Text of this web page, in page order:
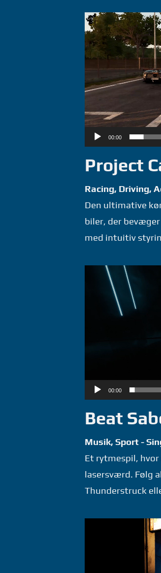
Videoafspiller
00:00
Project
Racing, Driving,
Den ultimative
biler, der
med intuitiv
Videoafspiller
00:00
Beat
Musik, Sport -
Et rytmespil,
lasersværd. Følg
Thunderstruck